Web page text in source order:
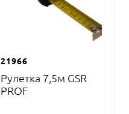
21966
Рулетка 7,5м GSR
PROF